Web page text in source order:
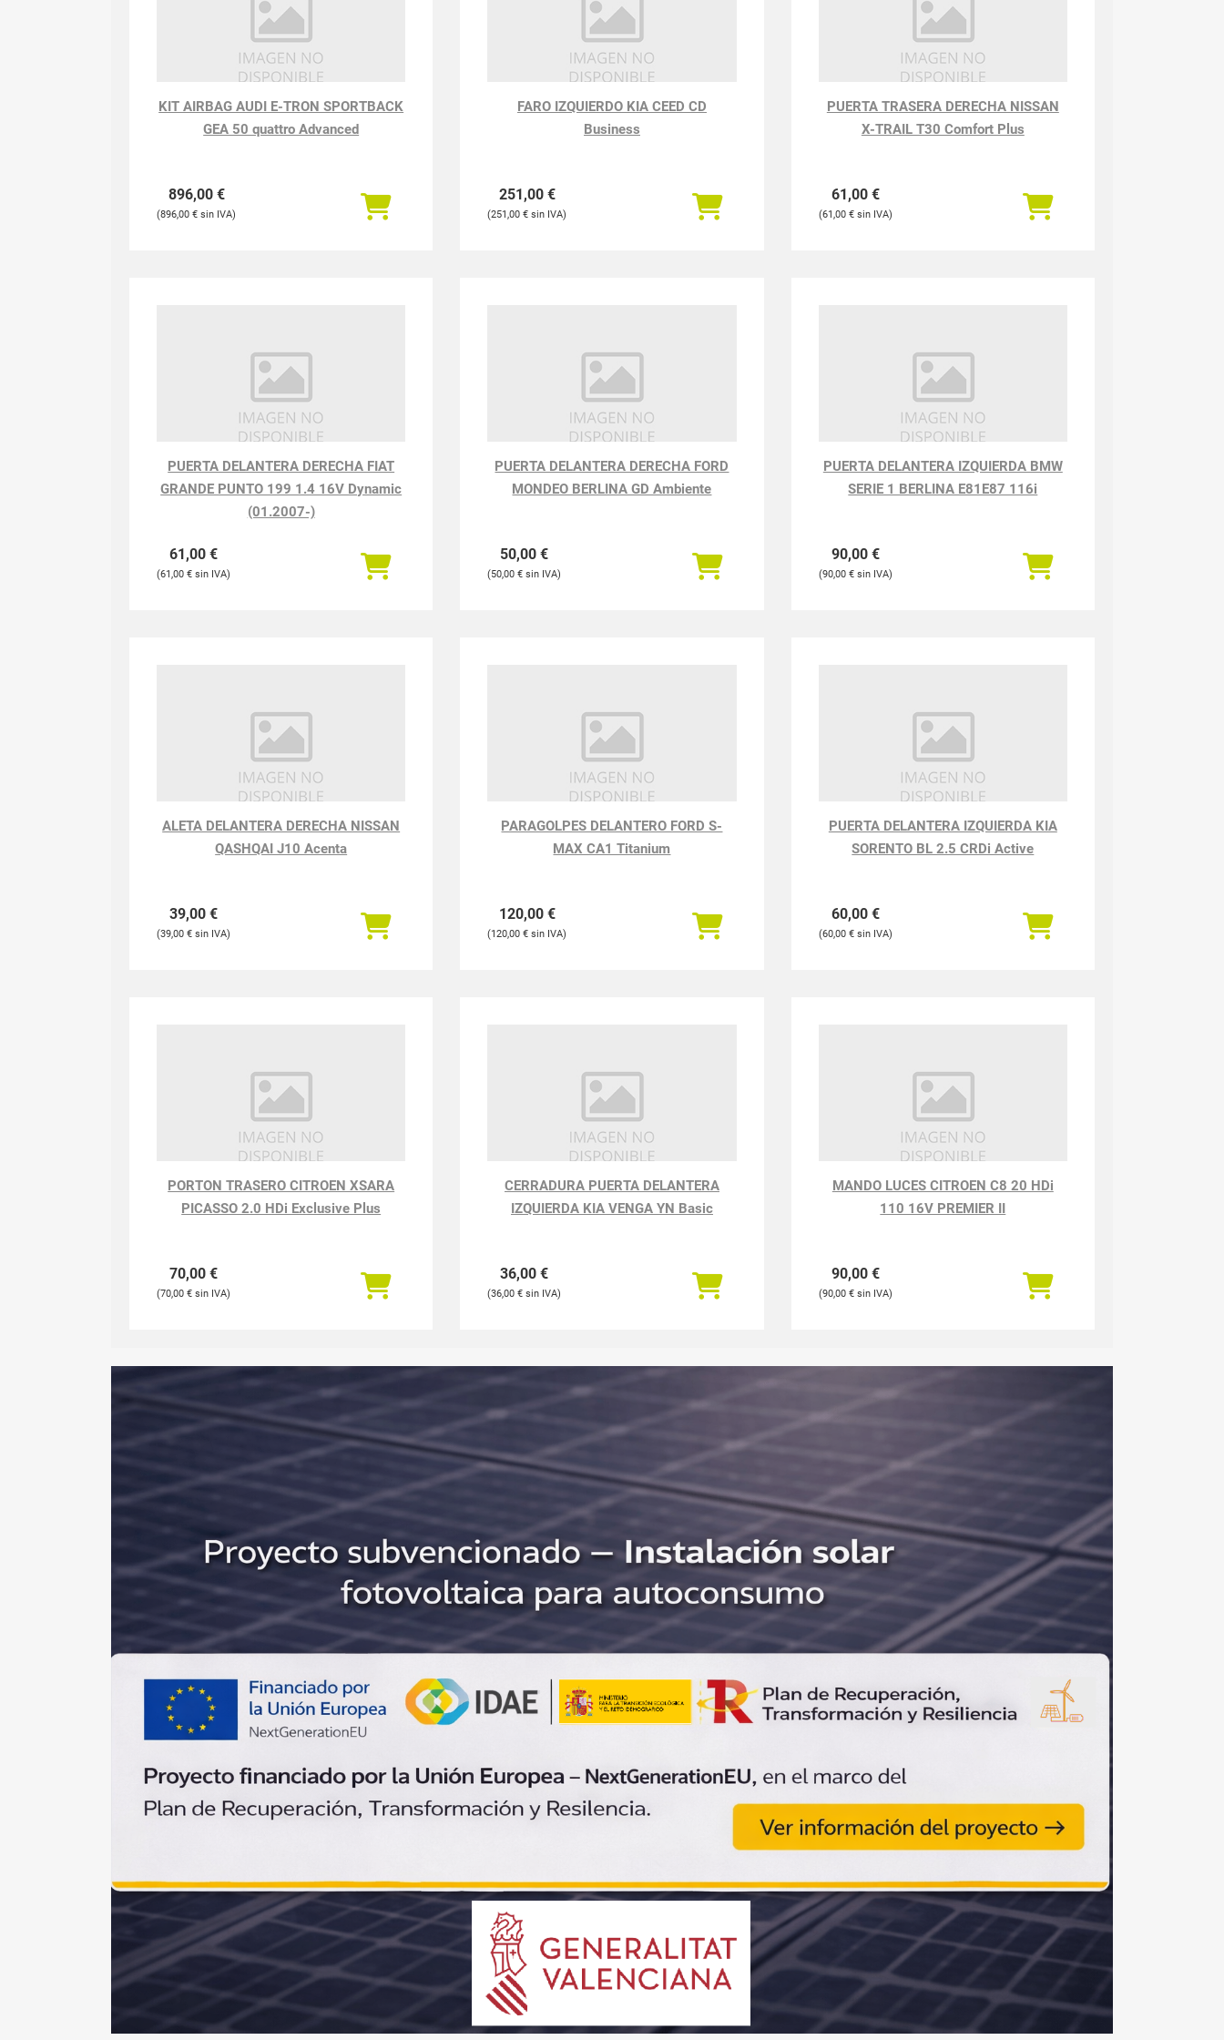
KIT AIRBAG AUDI E-TRON SPORTBACK
GEA 50 quattro Advanced
896,00 €
896,00 €
FARO IZQUIERDO KIA CEED CD
Business
251,00 €
251,00€
PUERTA TRASERA DERECHA NISSAN
X-TRAIL T30 Comfort Plus
61,00 €
61,00 €
PUERTA DELANTERA DERECHA FIAT
GRANDE PUNTO 199 1.4 16V Dynamic
(01.2007-)
61,00 €
61,00 €
PUERTA DELANTERA DERECHA FORD
MONDEO BERLINA GD Ambiente
50,00€
50,00€
PUERTA DELANTERA IZQUIERDA BMW
SERIE 1 BERLINA E81E87 116i
90,00 €
90,00 €
ALETA DELANTERA DERECHA NISSAN
QASHQAI J10 Acenta
39,00 €
39,00 €
PARAGOLPES DELANTERO FORD S-
MAX CA1 Titanium
120,00 €
120,00€
PUERTA DELANTERA IZQUIERDA KIA
SORENTO BL 2.5 CRDi Active
60,00 €
60,00 €
PORTON TRASERO CITROEN XSARA
PICASSO 2.0 HDi Exclusive Plus
70,00 €
70,00 €
CERRADURA PUERTA DELANTERA
IZQUIERDA KIA VENGA YN Basic
36,00€
36,00€
MANDO LUCES CITROEN C8 20 HDi
110 16V PREMIER II
90,00 €
90,00 €